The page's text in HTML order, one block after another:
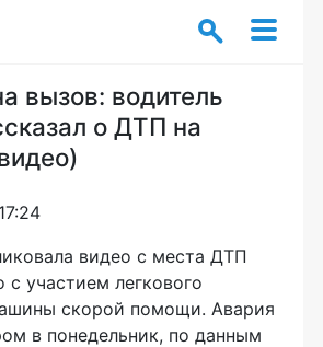
вызов: водитель
о ДТП на
видео с места ДТП
с участием легкового
скорой помощи. Авария
в понедельник, по данным